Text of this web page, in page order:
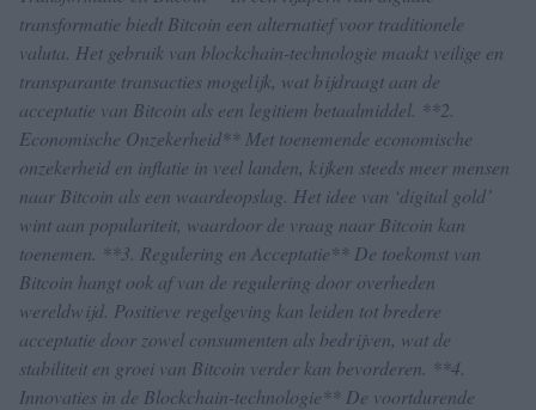
transformatie biedt Bitcoin een alternatief voor traditionele
valuta. Het gebruik van blockchain-technologie maakt veilige en
transparante transacties mogelijk, wat bijdraagt aan de
acceptatie van Bitcoin als een legitiem betaalmiddel. **2.
Economische Onzekerheid** Met toenemende economische
onzekerheid en inflatie in veel landen, kijken steeds meer mensen
naar Bitcoin als een waardeopslag. Het idee van ‘digital gold’
wint aan populariteit, waardoor de vraag naar Bitcoin kan
toenemen. **3. Regulering en Acceptatie** De toekomst van
Bitcoin hangt ook af van de regulering door overheden
wereldwijd. Positieve regelgeving kan leiden tot bredere
acceptatie door zowel consumenten als bedrijven, wat de
stabiliteit en groei van Bitcoin verder kan bevorderen. **4.
Innovaties in de Blockchain-technologie** De voortdurende